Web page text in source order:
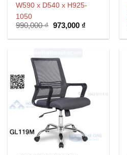
W590 x D540 x H925-
1050
990,000₫ Giá
là:
973,000 ₫Giá
tại